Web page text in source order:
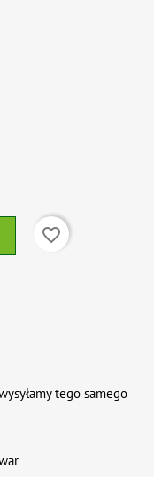
favorite_border
tego samego